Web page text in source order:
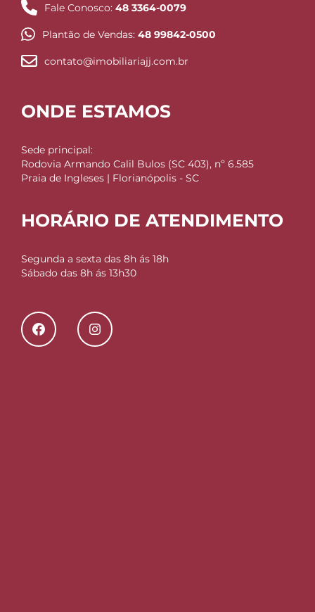
Fale Conosco: 48 3364-0079
Plantão de Vendas: 48 99842-0500
contato@imobiliariajj.com.br
ONDE ESTAMOS
Sede principal:
Rodovia Armando Calil Bulos (SC 403), nº 6.585
Praia de Ingleses | Florianópolis - SC
HORÁRIO DE ATENDIMENTO
Segunda a sexta das 8h ás 18h
Sábado das 8h ás 13h30